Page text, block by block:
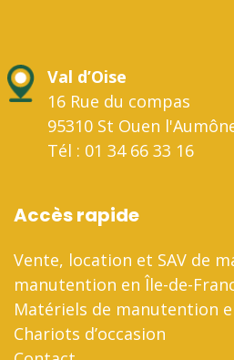
Val d’Oise
16 Rue du compas
95310 St Ouen
Tél : 01 34 66 33 16
Accès rapide
Vente, location et SAV de
manutention en Île-de-
Matériels de manutention
Chariots d’occasion